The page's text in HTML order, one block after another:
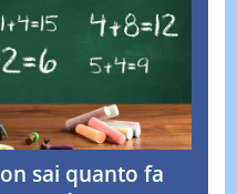
sai quanto fa